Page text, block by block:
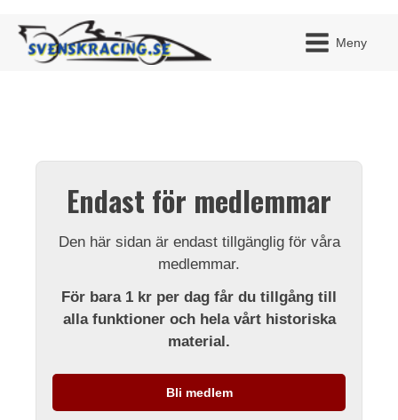
Meny
Endast för medlemmar
Den här sidan är endast tillgänglig för våra
medlemmar.
För bara 1 kr per dag får du tillgång till
alla funktioner och hela vårt historiska
material.
Bli medlem